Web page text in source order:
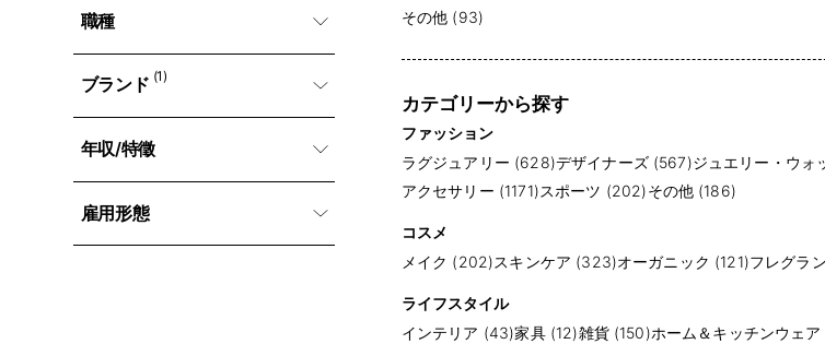
職種
ブランド (1)
年収/特徵
雇用形態
その他 (93)
カテゴリーから探す
ファッション
ラグジュアリー (628)デザイナーズ (567)ジュエリー・ウォ
アクセサリー (1171)スポーツ (202)その他 (186)
コスメ
メイク (202)スキンケア (323)オーガニック (121)フレグラ
ライフスタイル
インテリア (43)家具 (12)雑貨 (150)ホーム＆キッチンウェ